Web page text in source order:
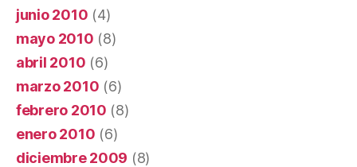
junio 2010 (4)
mayo 2010 (8)
abril 2010 (6)
marzo 2010 (6)
febrero 2010 (8)
enero 2010 (6)
diciembre 2009 (8)